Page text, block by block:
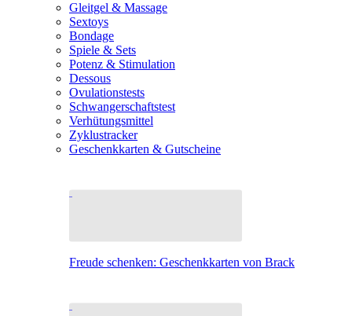
Gleitgel & Massage
Sextoys
Bondage
Spiele & Sets
Potenz & Stimulation
Dessous
Ovulationstests
Schwangerschaftstest
Verhütungsmittel
Zyklustracker
Geschenkkarten & Gutscheine
Freude schenken: Geschenkkarten von Brack